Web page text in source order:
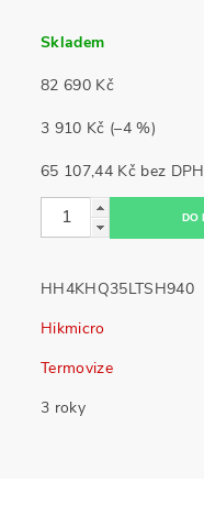
Skladem
82 690 Kč
3 910 Kč (–4 %)
65 107,44 Kč bez DPH
HH4KHQ35LTSH940
Hikmicro
Termovize
3 roky